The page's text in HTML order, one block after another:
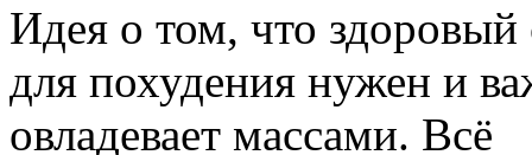
Идея о том, что здоровый
для похудения нужен и
овладевает массами. Всё